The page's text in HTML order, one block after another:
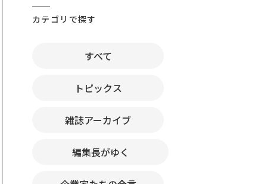
カテゴリで探す
すべて
トピックス
雑誌アーカイブ
編集長がゆく